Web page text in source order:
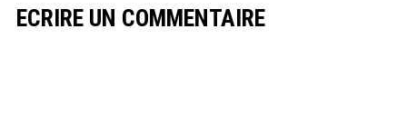
ECRIRE UN COMMENTAIRE